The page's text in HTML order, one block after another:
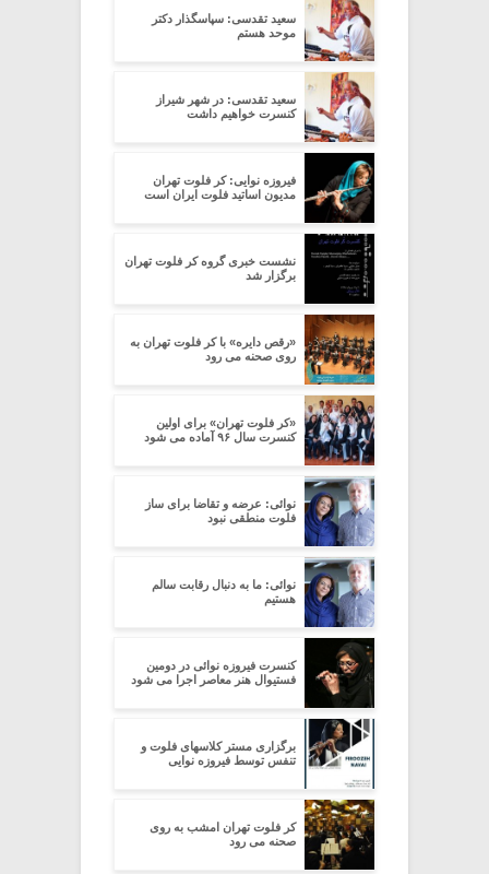
سعید تقدسی: سپاسگذار دکتر
موحد هستم
سعید تقدسی: در شهر شیراز
کنسرت خواهیم داشت
فیروزه نوایی: کر فلوت تهران
مدیون اساتید فلوت ایران است
نشست خبری گروه کر فلوت تهران
برگزار شد
«رقص دایره» با کر فلوت تهران به
روی صحنه می رود
«کر فلوت تهران» برای اولین
کنسرت سال ۹۶ آماده می شود
نوائی: عرضه و تقاضا برای ساز
فلوت منطقی نبود
نوائی: ما به دنبال رقابت سالم
هستیم
کنسرت فیروزه نوائی در دومین
فستیوال هنر معاصر اجرا می شود
برگزاری مستر کلاسهای فلوت و
تنفس توسط فیروزه نوایی
کر فلوت تهران امشب به روی
صحنه می رود